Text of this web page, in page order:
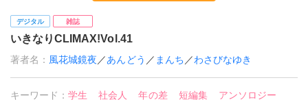
デジタル 雑誌
いきなりCLIMAX!Vol.41
著者名： 風花城鏡夜 ／あんどう ／ まんち ／わさびなゆき
キーワード：学生 社会人 年の差 短編集
アンソロジー